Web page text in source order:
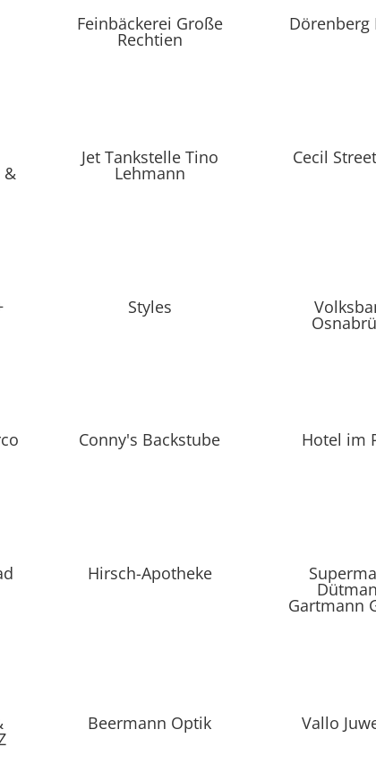
Feinbäckerei Große
Rechtien
Dörenberg
&
Jet Tankstelle Tino
Lehmann
Cecil
Styles
Conny's Backstube Hotel im
Hirsch-Apotheke
Gartmann
Beermann Optik Vallo